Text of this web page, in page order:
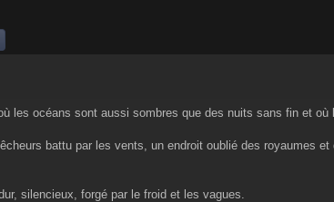
les océans sont aussi sombres que des nuits sans fin et
battu par les vents, un endroit oublié des royaumes
silencieux, forgé par le froid et les vagues.